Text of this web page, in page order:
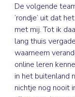
De volgende
‘rondje’ uit dat
met mij. Tot ik
lang thuis
waarneem
online leren
in het buitenland
nichtje nog nooit